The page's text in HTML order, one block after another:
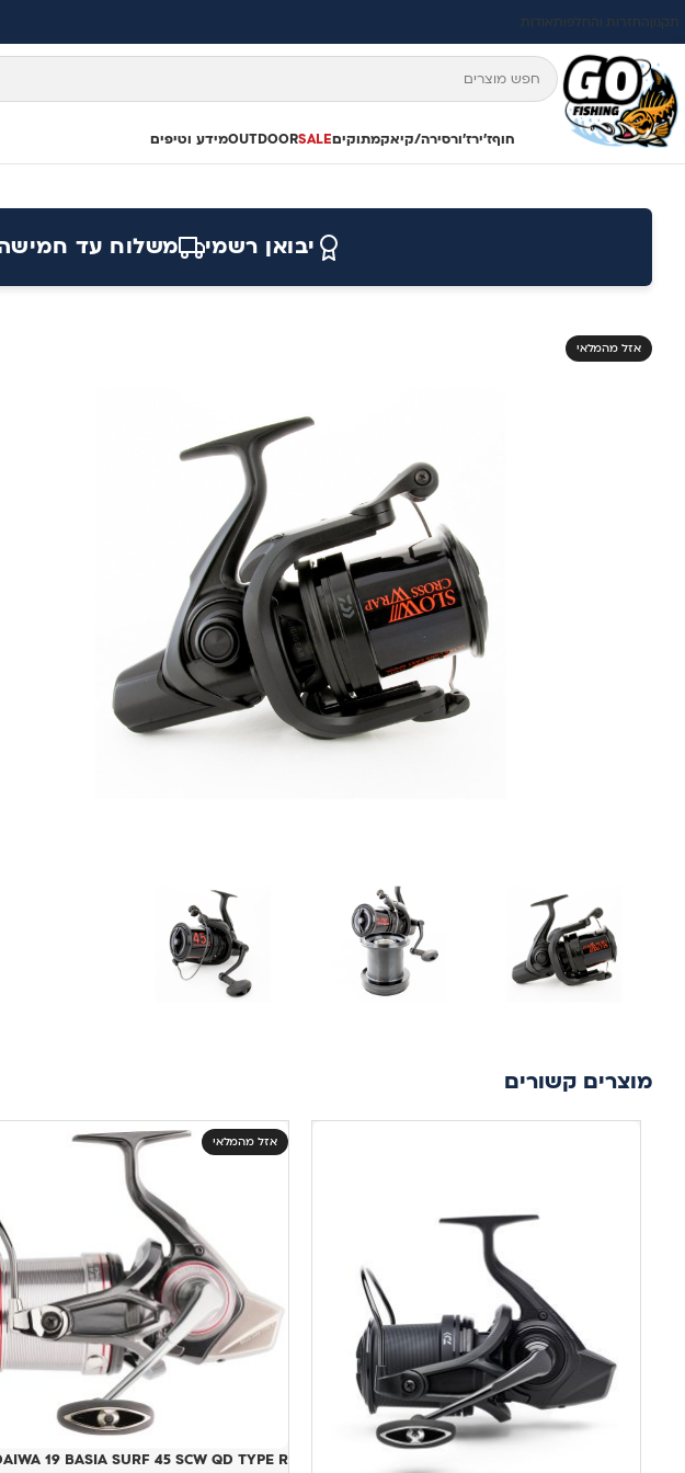
תקנוןהחזרות והחלפותאודות
חוףז'ירז'ורסירה/קיאקמתוקיםSALE
OUTDOORמידע וטיפים
יבואן רשמי משלוח עד
אזל מהמלאי
מוצרים קשורים
אזל מהמלאי